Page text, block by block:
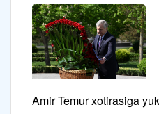
Amir Temur xotirasiga